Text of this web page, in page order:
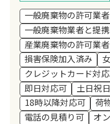
一般廃棄物の許可業者
一般廃棄物業者と提携
産業廃棄物の許可業者
損害保険加入済み
クレジットカード対応
即日対応可
土日祝
18時以降対応可
荷
電話の見積り可
オ